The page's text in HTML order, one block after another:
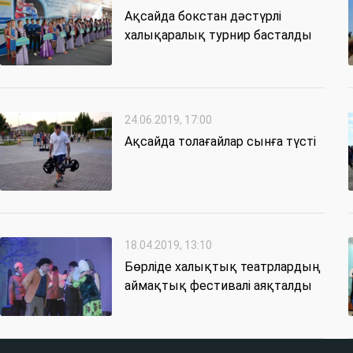
Ақсайда бокстан дәстүрлі
халықаралық турнир басталды
24.06.2019, 17:00
Ақсайда толағайлар сынға түсті
18.04.2019, 13:10
Бөрліде халықтық театрлардың
аймақтық фестивалі аяқталды